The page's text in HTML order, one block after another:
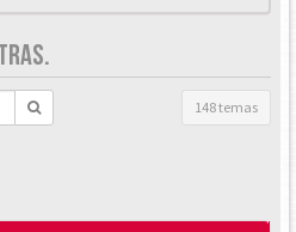
148 temas